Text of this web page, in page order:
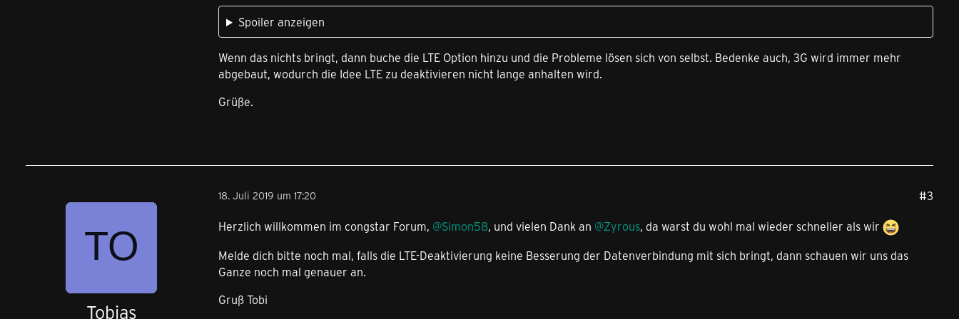
Spoiler anzeigen
Wenn das nichts bringt, dann buche die LTE Option hinzu und die Probleme lösen sich von selbst. Bedenke auch, 3G wird immer mehr
abgebaut, wodurch die Idee LTE zu deaktivieren nicht lange anhalten wird.
Grüße.
Tobias
18. Juli 2019 um 17:20 #3
Herzlich willkommen im congstar Forum, @Simon58, und vielen Dank an @Zyrous, da warst du wohl mal wieder schneller als wir
Melde dich bitte noch mal, falls die LTE-Deaktivierung keine Besserung der Datenverbindung mit sich bringt, dann schauen wir uns das
Ganze noch mal genauer an.
Gruß Tobi